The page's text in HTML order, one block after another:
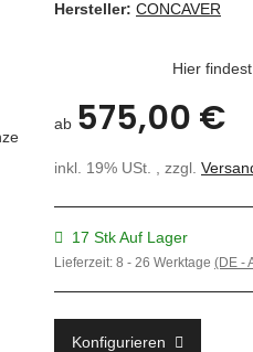
Hersteller: CONCAVER
Hier
ab 575,00 €
inkl. 19% USt. , zzgl.
17 Stk Auf Lager
Lieferzeit: 8 - 26 Werktage (DE -
Konfigurieren